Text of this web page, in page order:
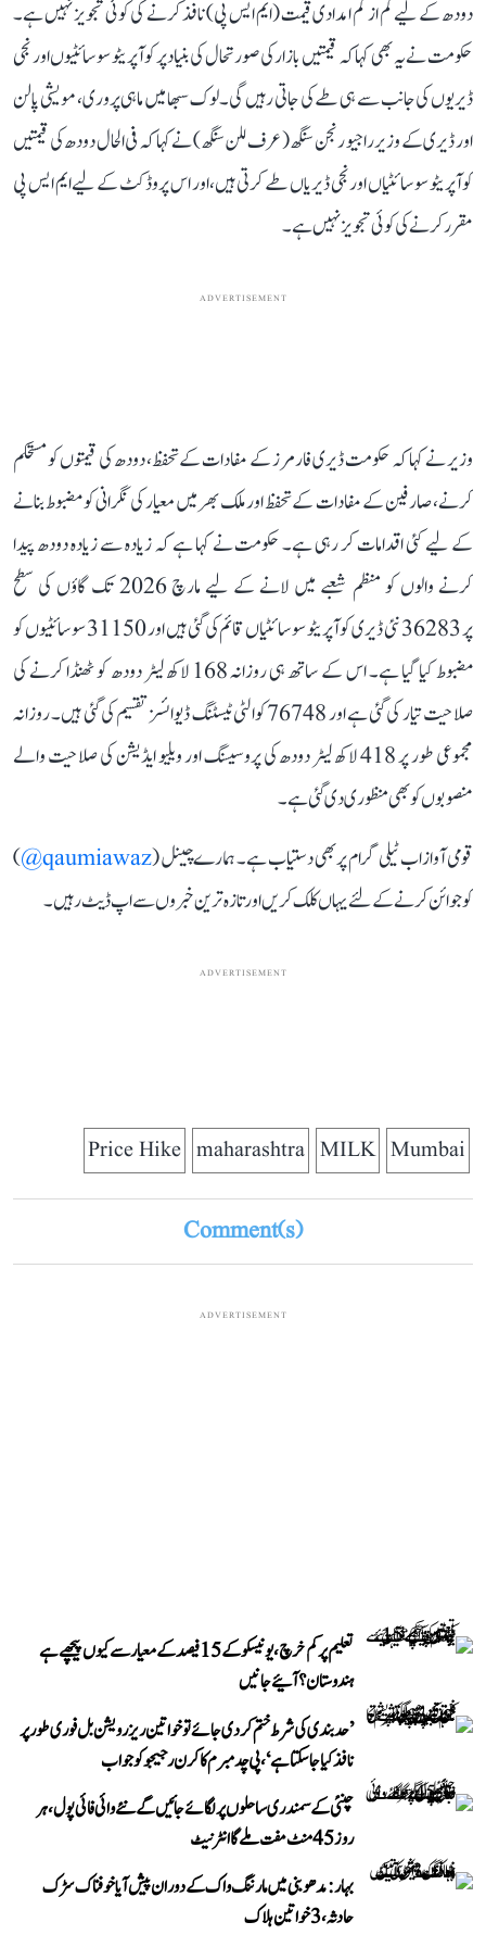
دودھ کے لیے کم از کم امدادی قیمت (ایم ایس پی) نافذ کرنے کی کوئی تجویز نہیں ہے۔
حکومت نے یہ بھی کہا کہ قیمتیں بازار کی صورتحال کی بنیاد پر کوآپریٹو سوسائٹیوں اور نجی
ڈیریوں کی جانب سے ہی طے کی جاتی رہیں گی۔ لوک سبھا میں ماہی پروری، مویشی پالن
اور ڈیری کے وزیر راجیو رنجن سنگھ (عرف للن سنگھ) نے کہا کہ فی الحال دودھ کی قیمتیں
کوآپریٹو سوسائٹیاں اور نجی ڈیریاں طے کرتی ہیں، اور اس پروڈکٹ کے لیے ایم ایس پی
مقرر کرنے کی کوئی تجویز نہیں ہے۔
ADVERTISEMENT
وزیر نے کہا کہ حکومت ڈیری فارمرز کے مفادات کے تحفظ، دودھ کی قیمتوں کو مستحکم
کرنے، صارفین کے مفادات کے تحفظ اور ملک بھر میں معیار کی نگرانی کو مضبوط بنانے
کے لیے کئی اقدامات کر رہی ہے۔ حکومت نے کہا ہے کہ زیادہ سے زیادہ دودھ پیدا
کرنے والوں کو منظم شعبے میں لانے کے لیے مارچ 2026 تک گاؤں کی سطح
پر 36283 نئی ڈیری کوآپریٹو سوسائٹیاں قائم کی گئی ہیں اور 31150 سوسائٹیوں کو
مضبوط کیا گیا ہے۔ اس کے ساتھ ہی روزانہ 168 لاکھ لیٹر دودھ کو ٹھنڈا کرنے کی
صلاحیت تیار کی گئی ہے اور 76748 کوالٹی ٹیسٹنگ ڈیوائسز تقسیم کی گئی ہیں۔ روزانہ
مجموعی طور پر 418 لاکھ لیٹر دودھ کی پروسیسنگ اور ویلیو ایڈیشن کی صلاحیت والے
منصوبوں کو بھی منظوری دی گئی ہے۔
قومی آواز اب ٹیلی گرام پر بھی دستیاب ہے۔ ہمارے چینل (qaumiawaz@
)
کو جوائن کرنے کے لئے یہاں کلک کریں اور تازہ ترین خبروں سے اپ ڈیٹ رہیں۔
ADVERTISEMENT
Mumbai
MILK
maharashtra
Price Hike
Comment(s)
ADVERTISEMENT
تعلیم پر کم خرچ، یونیسکو کے 15 فیصد کے معیار سے کیوں پیچھے ہے
ہندوستان؟ آئیے جانیں
’حد بندی کی شرط ختم کر دی جائے تو خواتین ریزرویشن بل فوری طور پر
نافذ کیا جا سکتا ہے‘، پی چدمبرم کا کرن رجیجو کو جواب
چنئی کے سمندری ساحلوں پر لگائے جائیں گے نئے وائی فائی پول، ہر
روز 45 منٹ مفت ملے گا انٹرنیٹ
بہار: مدھوبنی میں مارننگ واک کے دوران پیش آیا خوفناک سڑک
حادثہ، 3 خواتین ہلاک